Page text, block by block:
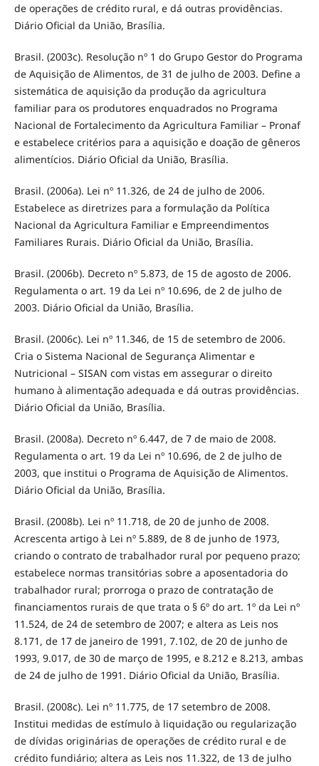
de operações de crédito rural, e dá outras providências.
Diário Oficial da União, Brasília.
Brasil. (2003c). Resolução nº 1 do Grupo Gestor do Programa
de Aquisição de Alimentos, de 31 de julho de 2003. Define a
sistemática de aquisição da produção da agricultura
familiar para os produtores enquadrados no Programa
Nacional de Fortalecimento da Agricultura Familiar – Pronaf
e estabelece critérios para a aquisição e doação de gêneros
alimentícios. Diário Oficial da União, Brasília.
Brasil. (2006a). Lei nº 11.326, de 24 de julho de 2006.
Estabelece as diretrizes para a formulação da Política
Nacional da Agricultura Familiar e Empreendimentos
Familiares Rurais. Diário Oficial da União, Brasília.
Brasil. (2006b). Decreto nº 5.873, de 15 de agosto de 2006.
Regulamenta o art. 19 da Lei nº 10.696, de 2 de julho de
2003. Diário Oficial da União, Brasília.
Brasil. (2006c). Lei nº 11.346, de 15 de setembro de 2006.
Cria o Sistema Nacional de Segurança Alimentar e
Nutricional – SISAN com vistas em assegurar o direito
humano à alimentação adequada e dá outras providências.
Diário Oficial da União, Brasília.
Brasil. (2008a). Decreto nº 6.447, de 7 de maio de 2008.
Regulamenta o art. 19 da Lei nº 10.696, de 2 de julho de
2003, que institui o Programa de Aquisição de Alimentos.
Diário Oficial da União, Brasília.
Brasil. (2008b). Lei nº 11.718, de 20 de junho de 2008.
Acrescenta artigo à Lei nº 5.889, de 8 de junho de 1973,
criando o contrato de trabalhador rural por pequeno prazo;
estabelece normas transitórias sobre a aposentadoria do
trabalhador rural; prorroga o prazo de contratação de
financiamentos rurais de que trata o § 6º do art. 1º da Lei nº
11.524, de 24 de setembro de 2007; e altera as Leis nos
8.171, de 17 de janeiro de 1991, 7.102, de 20 de junho de
1993, 9.017, de 30 de março de 1995, e 8.212 e 8.213, ambas
de 24 de julho de 1991. Diário Oficial da União, Brasília.
Brasil. (2008c). Lei nº 11.775, de 17 setembro de 2008.
Institui medidas de estímulo à liquidação ou regularização
de dívidas originárias de operações de crédito rural e de
crédito fundiário; altera as Leis nos 11.322, de 13 de julho